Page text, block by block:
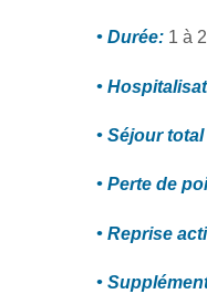
• Durée: 1 à
•
• Séjour
• Perte de
• Reprise
•